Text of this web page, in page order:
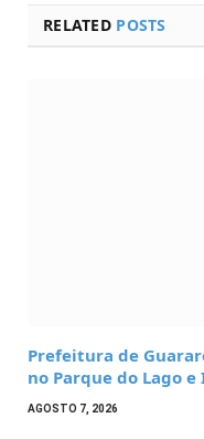
RELATED POSTS
Prefeitura de
no Parque do Lago
AGOSTO 7, 2026